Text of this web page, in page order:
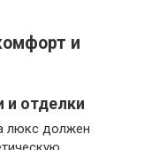
и
и отделки
люкс должен